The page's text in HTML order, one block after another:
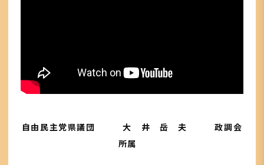
自由民主党県議団 大 井 岳 夫 政調会
所属